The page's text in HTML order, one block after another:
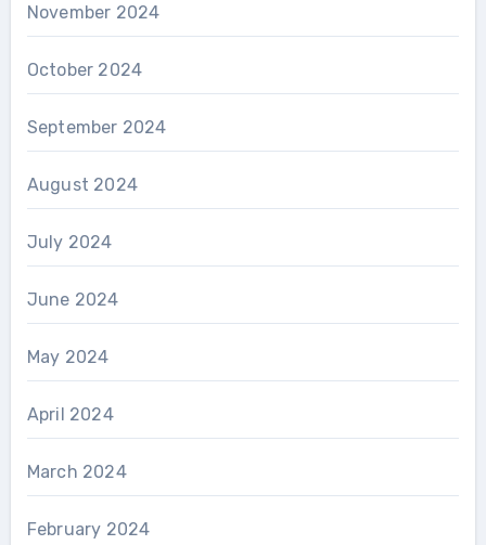
November 2024
October 2024
September 2024
August 2024
July 2024
June 2024
May 2024
April 2024
March 2024
February 2024